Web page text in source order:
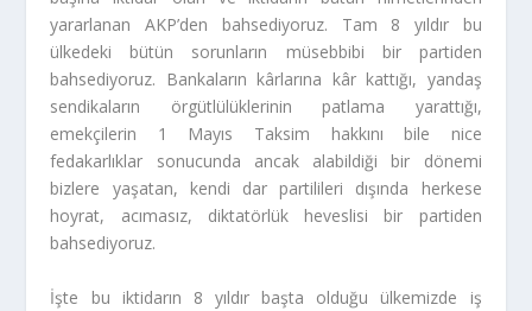
yararlanan AKP’den bahsediyoruz. Tam 8 yıldır bu
ülkedeki bütün sorunların müsebbibi bir partiden
bahsediyoruz. Bankaların kârlarına kâr kattığı, yandaş
sendikaların örgütlülüklerinin patlama yarattığı,
emekçilerin 1 Mayıs Taksim hakkını bile nice
fedakarlıklar sonucunda ancak alabildiği bir dönemi
bizlere yaşatan, kendi dar partilileri dışında herkese
hoyrat, acımasız, diktatörlük heveslisi bir partiden
bahsediyoruz.
İşte bu iktidarın 8 yıldır başta olduğu ülkemizde iş